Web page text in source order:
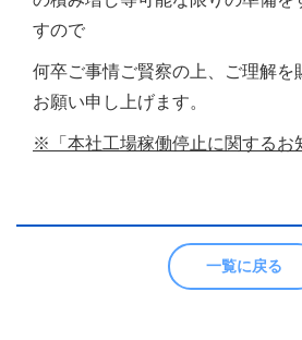
すので
何卒ご事情ご賢察の上、ご理解を
お願い申し上げます。
※「 本社工場稼働停止に関するお
一覧に戻る